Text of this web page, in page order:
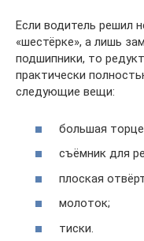
Если водитель решил
«шестёрке», а лишь
подшипники, то
практически
следующие вещи:
большая
съёмник для
плоская
молоток;
тиски.